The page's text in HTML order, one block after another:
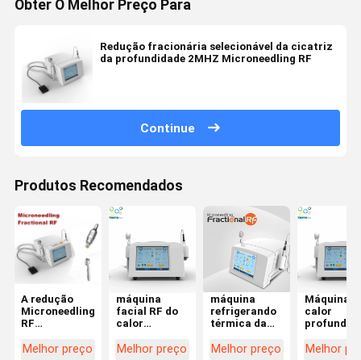
Obter O Melhor Preço Para
Redução fracionária selecionável da cicatriz
da profundidade 2MHZ Microneedling RF
Continue
Produtos Recomendados
A redução
Microneedling
RF
da cicatriz
Melhor preço
máquina
facial RF do
calor
mãos da
Melhor preço
máquina
refrigerando
térmica da
cicatriz da
Melhor preço
Máquina
calor
profundo
Melhor